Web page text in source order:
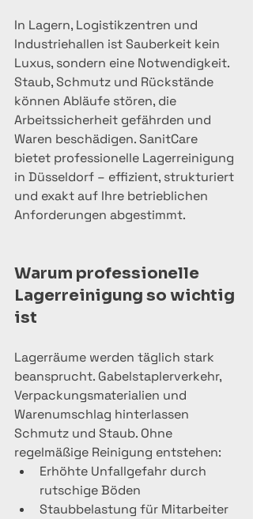
In Lagern, Logistikzentren und
Industriehallen ist Sauberkeit kein
Luxus, sondern eine Notwendigkeit.
Staub, Schmutz und Rückstände
können Abläufe stören, die
Arbeitssicherheit gefährden und
Waren beschädigen. SanitCare
bietet professionelle Lagerreinigung
in Düsseldorf – effizient, strukturiert
und exakt auf Ihre betrieblichen
Anforderungen abgestimmt.
Warum professionelle
Lagerreinigung so wichtig
ist
Lagerräume werden täglich stark
beansprucht. Gabelstaplerverkehr,
Verpackungsmaterialien und
Warenumschlag hinterlassen
Schmutz und Staub. Ohne
regelmäßige Reinigung entstehen:
Erhöhte Unfallgefahr durch
rutschige Böden
Staubbelastung für Mitarbeiter